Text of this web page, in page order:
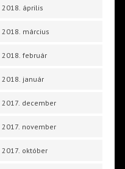
2018. április
2018. március
2018. február
2018. január
2017. december
2017. november
2017. október